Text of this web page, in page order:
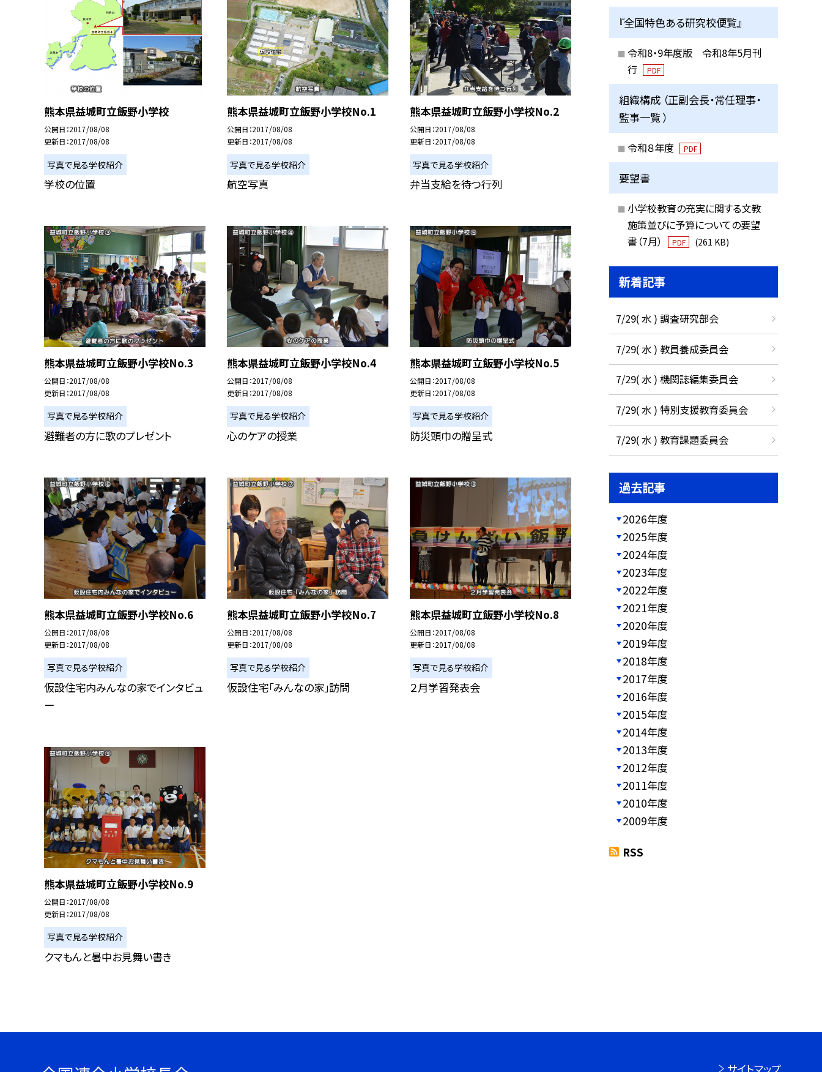
熊本県益城町立飯野小学校
公開日 2017/08/08
更新日 2017/08/08
写真で見る学校紹介
学校の位置
熊本県益城町立飯野小学校No.1
公開日 2017/08/08
更新日 2017/08/08
写真で見る学校紹介
航空写真
熊本県益城町立飯野小学校No.2
公開日 2017/08/08
更新日 2017/08/08
写真で見る学校紹介
弁当支給を待つ行列
熊本県益城町立飯野小学校No.3
公開日 2017/08/08
更新日 2017/08/08
写真で見る学校紹介
避難者の方に歌のプレゼント
熊本県益城町立飯野小学校No.4
公開日 2017/08/08
更新日 2017/08/08
写真で見る学校紹介
心のケアの授業
熊本県益城町立飯野小学校No.5
公開日 2017/08/08
更新日 2017/08/08
写真で見る学校紹介
防災頭巾の贈呈式
熊本県益城町立飯野小学校No.6
公開日 2017/08/08
更新日 2017/08/08
写真で見る学校紹介
仮設住宅内みんなの家でインタビュ
ー
熊本県益城町立飯野小学校No.7
公開日 2017/08/08
更新日 2017/08/08
写真で見る学校紹介
仮設住宅「みんなの家」訪問
熊本県益城町立飯野小学校No.8
公開日 2017/08/08
更新日 2017/08/08
写真で見る学校紹介
２月学習発表会
熊本県益城町立飯野小学校No.9
公開日 2017/08/08
更新日 2017/08/08
写真で見る学校紹介
クマもんと暑中お見舞い書き
『全国特色ある研究校便覧』
令和8・9年度版 令和8年5月刊
行
PDF
組織構成 （正副会長・常任理事・
監事一覧 ）
令和８年度 PDF
要望書
小学校教育の充実に関する文教
施策並びに予算についての要望
書（7月）
PDF (261 KB)
新着記事
7/29( 水 ) 調査研究部会
7/29( 水 ) 教員養成委員会
7/29( 水 ) 機関誌編集委員会
7/29( 水 ) 特別支援教育委員会
7/29( 水 ) 教育課題委員会
過去記事
2026年度
2025年度
2024年度
2023年度
2022年度
2021年度
2020年度
2019年度
2018年度
2017年度
2016年度
2015年度
2014年度
2013年度
2012年度
2011年度
2010年度
2009年度
RSS
サイトマップ